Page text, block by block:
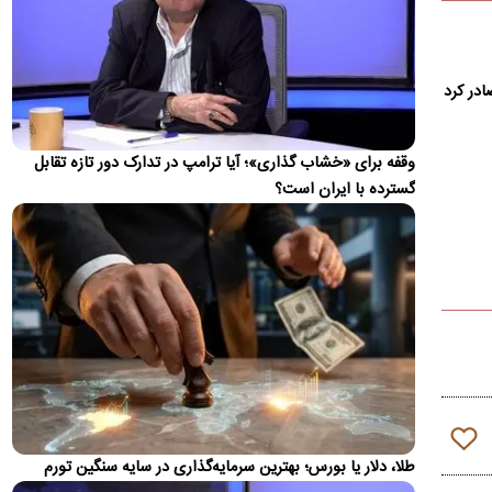
کرد
به‌دلیل فشارهایی که آورد و تحریم‌هایی که به‌کار بست، انتظار…
واکنش ترامپ به ادعاها درباره درگیری لفظی‌اش با
پیت هگست
ترامپ در واکنش به اخبار مبنی بر درگیری لفظی با پیت هگست
مدعی شد: این شایعه توسط "واشنگتن کامپوست" (The
Washington…
زلزله ۴ ریشتری بندرلنگه را لرزاند
زمین‌لرزه‌ای به بزرگی ۴ ریشتر حوالی بندر لنگه را در غرب هرمزگان
لرزاند.
واکنش محمدباقر خرازی به بیانیه دفتر رهبری
محمدباقر خرازی به بیانیه تکذیبیه دفتر رهبری واکنش نشان داد.
جزئیات متن اولیۀ طرح راهبردی مدیریت تنگه هرمز
منتشر شد
عضو هیئت‌رئیسه مجلس گفت: متن اولیۀ طرح «اقدام راهبردی
تأمین امنیت و پیشرفت پایدار تنگۀ هرمز و خلیج‌فارس» در
کمیسیون…
وقفه برای «خشاب گذاری»؛ آیا ترامپ در تدارک دور تازه تقابل
گسترده با ایران است؟
طلا، دلار یا بورس؛ بهترین سرمایه‌گذاری در سایه سنگین تورم